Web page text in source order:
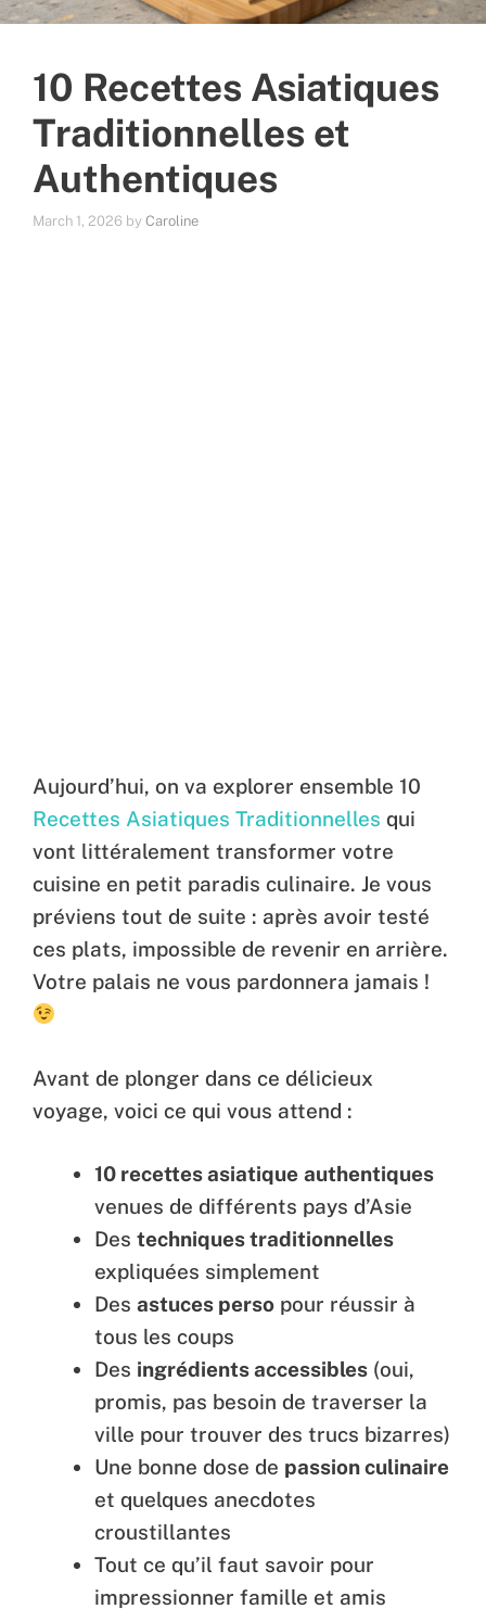
10 Recettes Asiatiques
Traditionnelles et
Authentiques
March 1, 2026 by Caroline
Aujourd’hui, on va explorer ensemble 10
Recettes Asiatiques Traditionnelles qui
vont littéralement transformer votre
cuisine en petit paradis culinaire. Je vous
préviens tout de suite : après avoir testé
ces plats, impossible de revenir en arrière.
Votre palais ne vous pardonnera jamais !
Avant de plonger dans ce délicieux
voyage, voici ce qui vous attend :
10 recettes asiatique authentiques
venues de différents pays d’Asie
Des techniques traditionnelles
expliquées simplement
Des astuces perso pour réussir à
tous les coups
Des ingrédients accessibles (oui,
promis, pas besoin de traverser la
ville pour trouver des trucs bizarres)
Une bonne dose de passion culinaire
et quelques anecdotes
croustillantes
Tout ce qu’il faut savoir pour
impressionner famille et amis